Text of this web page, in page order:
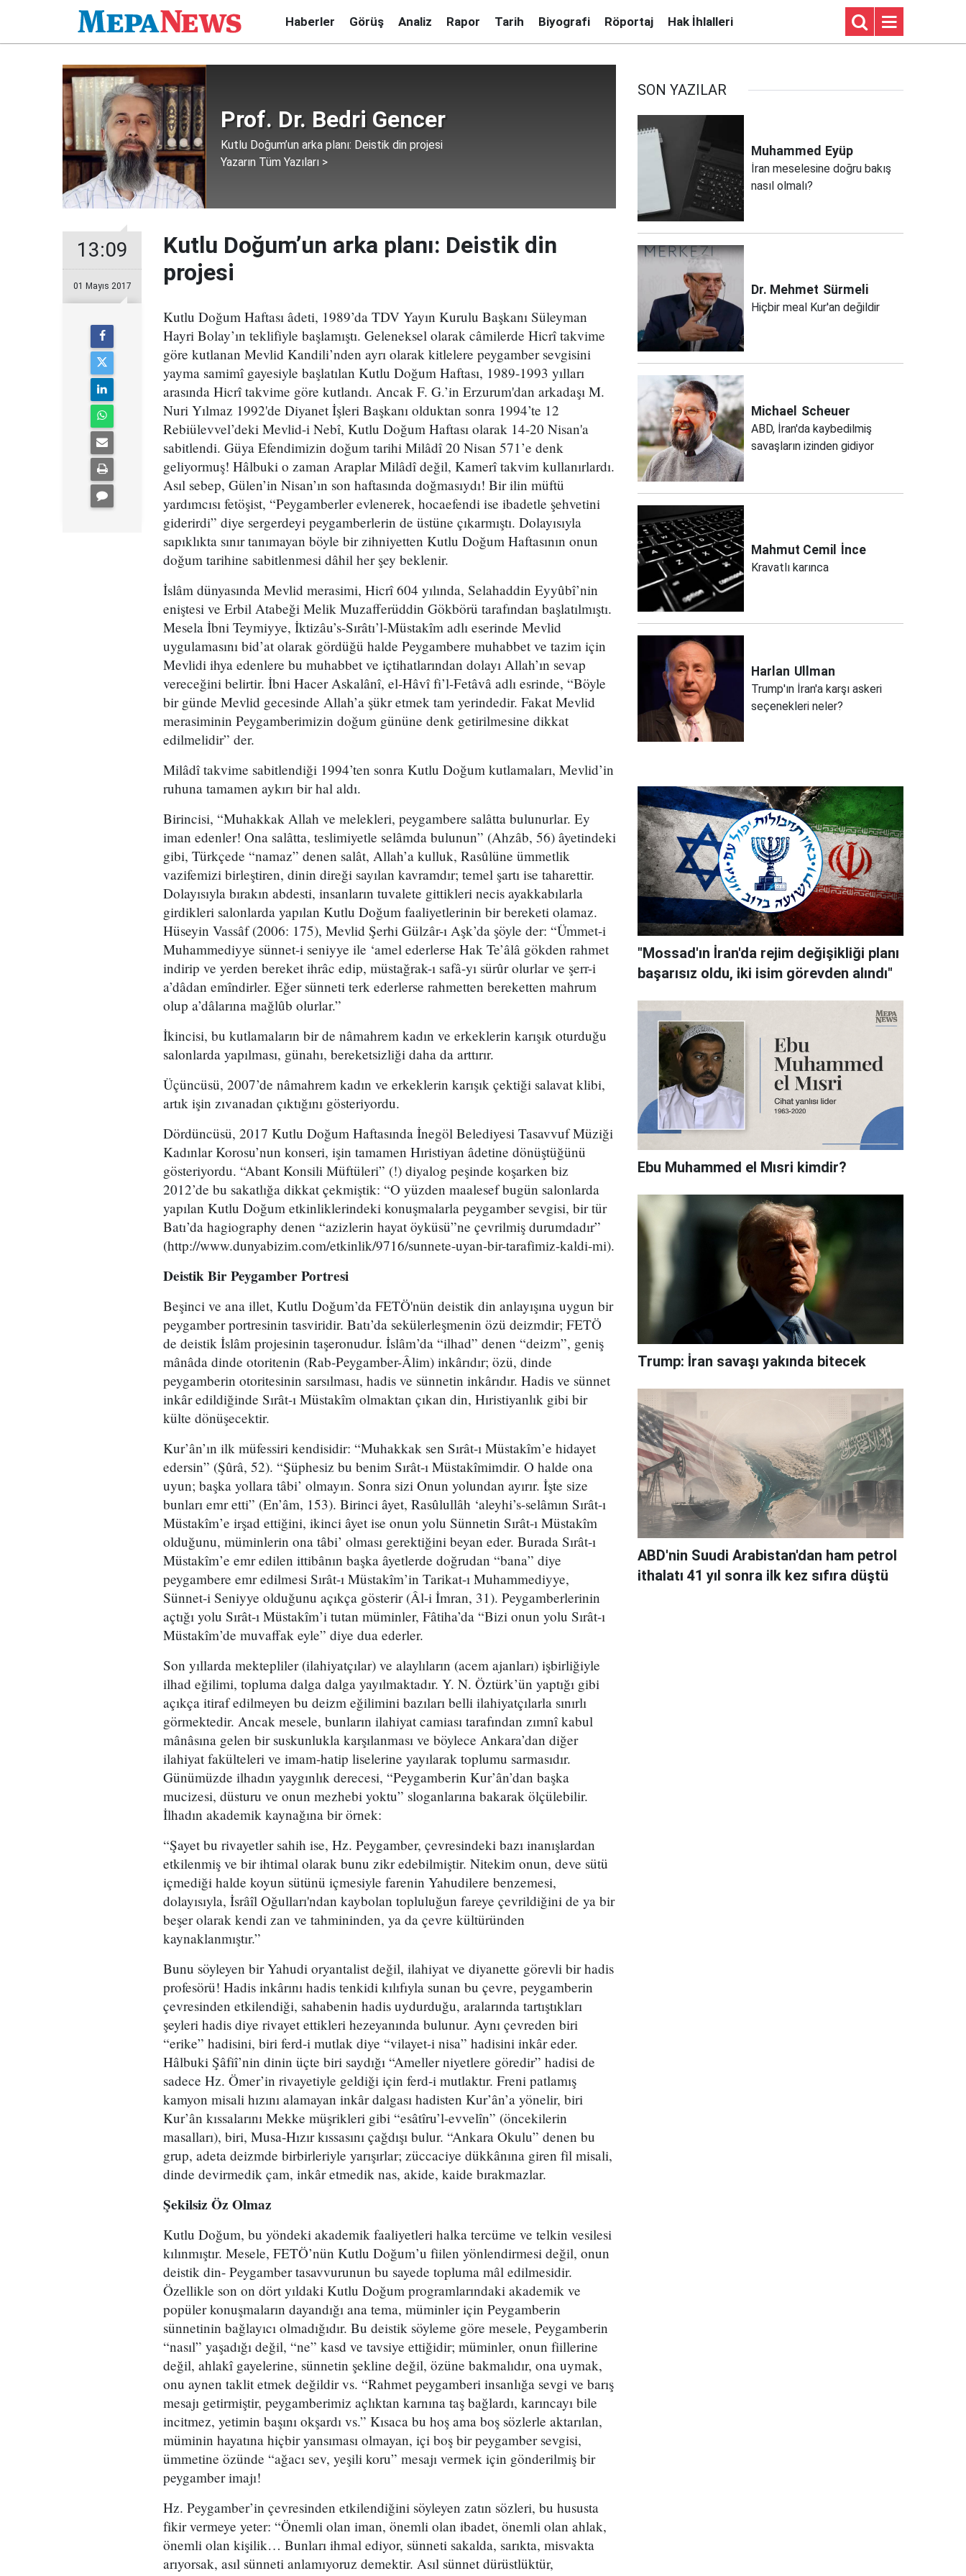
Haberler Görüş Analiz Rapor Tarih Biyografi Röportaj Hak İhlalleri
Prof. Dr. Bedri Gencer
Kutlu Doğum’un arka planı: Deistik din projesi
Yazarın Tüm Yazıları >
13:09
01 Mayıs 2017
Kutlu Doğum’un arka planı: Deistik din
projesi
Kutlu Doğum Haftası âdeti, 1989’da TDV Yayın Kurulu Başkanı Süleyman
Hayri Bolay’ın teklifiyle başlamıştı. Geleneksel olarak câmilerde Hicrî takvime
göre kutlanan Mevlid Kandili’nden ayrı olarak kitlelere peygamber sevgisini
yayma samimî gayesiyle başlatılan Kutlu Doğum Haftası, 1989-1993 yılları
arasında Hicrî takvime göre kutlandı. Ancak F. G.’in Erzurum'dan arkadaşı M.
Nuri Yılmaz 1992'de Diyanet İşleri Başkanı olduktan sonra 1994’te 12
Rebiülevvel’deki Mevlid-i Nebî, Kutlu Doğum Haftası olarak 14-20 Nisan'a
sabitlendi. Güya Efendimizin doğum tarihi Milâdî 20 Nisan 571’e denk
geliyormuş! Hâlbuki o zaman Araplar Milâdî değil, Kamerî takvim kullanırlardı.
Asıl sebep, Gülen’in Nisan’ın son haftasında doğmasıydı! Bir ilin müftü
yardımcısı fetöşist, “Peygamberler evlenerek, hocaefendi ise ibadetle şehvetini
giderirdi” diye sergerdeyi peygamberlerin de üstüne çıkarmıştı. Dolayısıyla
sapıklıkta sınır tanımayan böyle bir zihniyetten Kutlu Doğum Haftasının onun
doğum tarihine sabitlenmesi dâhil her şey beklenir.
İslâm dünyasında Mevlid merasimi, Hicrî 604 yılında, Selahaddin Eyyûbî’nin
eniştesi ve Erbil Atabeği Melik Muzafferüddin Gökbörü tarafından başlatılmıştı.
Mesela İbni Teymiyye, İktizâu’s-Sırâtı’l-Müstakîm adlı eserinde Mevlid
uygulamasını bid’at olarak gördüğü halde Peygambere muhabbet ve tazim için
Mevlidi ihya edenlere bu muhabbet ve içtihatlarından dolayı Allah’ın sevap
vereceğini belirtir. İbni Hacer Askalânî, el-Hâvî fi’l-Fetâvâ adlı esrinde, “Böyle
bir günde Mevlid gecesinde Allah’a şükr etmek tam yerindedir. Fakat Mevlid
merasiminin Peygamberimizin doğum gününe denk getirilmesine dikkat
edilmelidir” der.
Milâdî takvime sabitlendiği 1994’ten sonra Kutlu Doğum kutlamaları, Mevlid’in
ruhuna tamamen aykırı bir hal aldı.
Birincisi, “Muhakkak Allah ve melekleri, peygambere salâtta bulunurlar. Ey
iman edenler! Ona salâtta, teslimiyetle selâmda bulunun” (Ahzâb, 56) âyetindeki
gibi, Türkçede “namaz” denen salât, Allah’a kulluk, Rasûlüne ümmetlik
vazifemizi birleştiren, dinin direği sayılan kavramdır; temel şartı ise taharettir.
Dolayısıyla bırakın abdesti, insanların tuvalete gittikleri necis ayakkabılarla
girdikleri salonlarda yapılan Kutlu Doğum faaliyetlerinin bir bereketi olamaz.
Hüseyin Vassâf (2006: 175), Mevlid Şerhi Gülzâr-ı Aşk’da şöyle der: “Ümmet-i
Muhammediyye sünnet-i seniyye ile ‘amel ederlerse Hak Te’âlâ gökden rahmet
indirip ve yerden bereket ihrâc edip, müstağrak-ı safâ-yı sürûr olurlar ve şerr-i
a’dâdan emîndirler. Eğer sünneti terk ederlerse rahmetten bereketten mahrum
olup a’dâlarına mağlûb olurlar.”
İkincisi, bu kutlamaların bir de nâmahrem kadın ve erkeklerin karışık oturduğu
salonlarda yapılması, günahı, bereketsizliği daha da arttırır.
Üçüncüsü, 2007’de nâmahrem kadın ve erkeklerin karışık çektiği salavat klibi,
artık işin zıvanadan çıktığını gösteriyordu.
Dördüncüsü, 2017 Kutlu Doğum Haftasında İnegöl Belediyesi Tasavvuf Müziği
Kadınlar Korosu’nun konseri, işin tamamen Hıristiyan âdetine dönüştüğünü
gösteriyordu. “Abant Konsili Müftüleri” (!) diyalog peşinde koşarken biz
2012’de bu sakatlığa dikkat çekmiştik: “O yüzden maalesef bugün salonlarda
yapılan Kutlu Doğum etkinliklerindeki konuşmalarla peygamber sevgisi, bir tür
Batı’da hagiography denen “azizlerin hayat öyküsü”ne çevrilmiş durumdadır”
(http://www.dunyabizim.com/etkinlik/9716/sunnete-uyan-bir-tarafimiz-kaldi-mi).
Deistik Bir Peygamber Portresi
Beşinci ve ana illet, Kutlu Doğum’da FETÖ'nün deistik din anlayışına uygun bir
peygamber portresinin tasviridir. Batı’da sekülerleşmenin özü deizmdir; FETÖ
de deistik İslâm projesinin taşeronudur. İslâm’da “ilhad” denen “deizm”, geniş
mânâda dinde otoritenin (Rab-Peygamber-Âlim) inkârıdır; özü, dinde
peygamberin otoritesinin sarsılması, hadis ve sünnetin inkârıdır. Hadis ve sünnet
inkâr edildiğinde Sırât-ı Müstakîm olmaktan çıkan din, Hıristiyanlık gibi bir
külte dönüşecektir.
Kur’ân’ın ilk müfessiri kendisidir: “Muhakkak sen Sırât-ı Müstakîm’e hidayet
edersin” (Şûrâ, 52). “Şüphesiz bu benim Sırât-ı Müstakîmimdir. O halde ona
uyun; başka yollara tâbi’ olmayın. Sonra sizi Onun yolundan ayırır. İşte size
bunları emr etti” (En’âm, 153). Birinci âyet, Rasûlullâh ‘aleyhi’s-selâmın Sırât-ı
Müstakîm’e irşad ettiğini, ikinci âyet ise onun yolu Sünnetin Sırât-ı Müstakîm
olduğunu, müminlerin ona tâbi’ olması gerektiğini beyan eder. Burada Sırât-ı
Müstakîm’e emr edilen ittibânın başka âyetlerde doğrudan “bana” diye
peygambere emr edilmesi Sırât-ı Müstakîm’in Tarikat-ı Muhammediyye,
Sünnet-i Seniyye olduğunu açıkça gösterir (Âl-i İmran, 31). Peygamberlerinin
açtığı yolu Sırât-ı Müstakîm’i tutan müminler, Fâtiha’da “Bizi onun yolu Sırât-ı
Müstakîm’de muvaffak eyle” diye dua ederler.
Son yıllarda mektepliler (ilahiyatçılar) ve alaylıların (acem ajanları) işbirliğiyle
ilhad eğilimi, topluma dalga dalga yayılmaktadır. Y. N. Öztürk’ün yaptığı gibi
açıkça itiraf edilmeyen bu deizm eğilimini bazıları belli ilahiyatçılarla sınırlı
görmektedir. Ancak mesele, bunların ilahiyat camiası tarafından zımnî kabul
mânâsına gelen bir suskunlukla karşılanması ve böylece Ankara’dan diğer
ilahiyat fakülteleri ve imam-hatip liselerine yayılarak toplumu sarmasıdır.
Günümüzde ilhadın yaygınlık derecesi, “Peygamberin Kur’ân’dan başka
mucizesi, düsturu ve onun mezhebi yoktu” sloganlarına bakarak ölçülebilir.
İlhadın akademik kaynağına bir örnek:
“Şayet bu rivayetler sahih ise, Hz. Peygamber, çevresindeki bazı inanışlardan
etkilenmiş ve bir ihtimal olarak bunu zikr edebilmiştir. Nitekim onun, deve sütü
içmediği halde koyun sütünü içmesiyle farenin Yahudilere benzemesi,
dolayısıyla, İsrâîl Oğulları'ndan kaybolan topluluğun fareye çevrildiğini de ya bir
beşer olarak kendi zan ve tahmininden, ya da çevre kültüründen
kaynaklanmıştır.”
Bunu söyleyen bir Yahudi oryantalist değil, ilahiyat ve diyanette görevli bir hadis
profesörü! Hadis inkârını hadis tenkidi kılıfıyla sunan bu çevre, peygamberin
çevresinden etkilendiği, sahabenin hadis uydurduğu, aralarında tartıştıkları
şeyleri hadis diye rivayet ettikleri hezeyanında bulunur. Aynı çevreden biri
“erike” hadisini, biri ferd-i mutlak diye “vilayet-i nisa” hadisini inkâr eder.
Hâlbuki Şâfiî’nin dinin üçte biri saydığı “Ameller niyetlere göredir” hadisi de
sadece Hz. Ömer’in rivayetiyle geldiği için ferd-i mutlaktır. Freni patlamış
kamyon misali hızını alamayan inkâr dalgası hadisten Kur’ân’a yönelir, biri
Kur’ân kıssalarını Mekke müşrikleri gibi “esâtîru’l-evvelîn” (öncekilerin
masalları), biri, Musa-Hızır kıssasını çağdışı bulur. “Ankara Okulu” denen bu
grup, adeta deizmde birbirleriyle yarışırlar; züccaciye dükkânına giren fil misali,
dinde devirmedik çam, inkâr etmedik nas, akide, kaide bırakmazlar.
Şekilsiz Öz Olmaz
Kutlu Doğum, bu yöndeki akademik faaliyetleri halka tercüme ve telkin vesilesi
kılınmıştır. Mesele, FETÖ’nün Kutlu Doğum’u fiilen yönlendirmesi değil, onun
deistik din- Peygamber tasavvurunun bu sayede topluma mâl edilmesidir.
Özellikle son on dört yıldaki Kutlu Doğum programlarındaki akademik ve
popüler konuşmaların dayandığı ana tema, müminler için Peygamberin
sünnetinin bağlayıcı olmadığıdır. Bu deistik söyleme göre mesele, Peygamberin
“nasıl” yaşadığı değil, “ne” kasd ve tavsiye ettiğidir; müminler, onun fiillerine
değil, ahlakî gayelerine, sünnetin şekline değil, özüne bakmalıdır, ona uymak,
onu aynen taklit etmek değildir vs. “Rahmet peygamberi insanlığa sevgi ve barış
mesajı getirmiştir, peygamberimiz açlıktan karnına taş bağlardı, karıncayı bile
incitmez, yetimin başını okşardı vs.” Kısaca bu hoş ama boş sözlerle aktarılan,
müminin hayatına hiçbir yansıması olmayan, içi boş bir peygamber sevgisi,
ümmetine özünde “ağacı sev, yeşili koru” mesajı vermek için gönderilmiş bir
peygamber imajı!
Hz. Peygamber’in çevresinden etkilendiğini söyleyen zatın sözleri, bu hususta
fikir vermeye yeter: “Önemli olan iman, önemli olan ibadet, önemli olan ahlak,
önemli olan kişilik… Bunları ihmal ediyor, sünneti sakalda, sarıkta, misvakta
arıyorsak, asıl sünneti anlamıyoruz demektir. Asıl sünnet dürüstlüktür,
SON YAZILAR
Muhammed Eyüp
İran meselesine doğru bakış
nasıl olmalı?
Dr. Mehmet Sürmeli
Hiçbir meal Kur'an değildir
Michael Scheuer
ABD, İran'da kaybedilmiş
savaşların izinden gidiyor
Mahmut Cemil İnce
Kravatlı karınca
Harlan Ullman
Trump'ın İran'a karşı askeri
seçenekleri neler?
"Mossad'ın İran'da rejim değişikliği planı
başarısız oldu, iki isim görevden alındı"
Ebu Muhammed el Mısri kimdir?
Trump: İran savaşı yakında bitecek
ABD'nin Suudi Arabistan'dan ham petrol
ithalatı 41 yıl sonra ilk kez sıfıra düştü